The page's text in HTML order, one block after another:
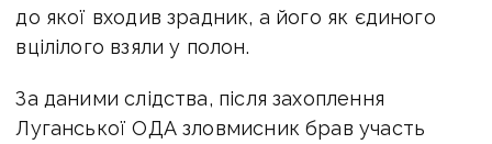
до якої входив зрадник, а його як єдиного
вцілілого взяли у полон.
За даними слідства, після захоплення
Луганської ОДА зловмисник брав участь